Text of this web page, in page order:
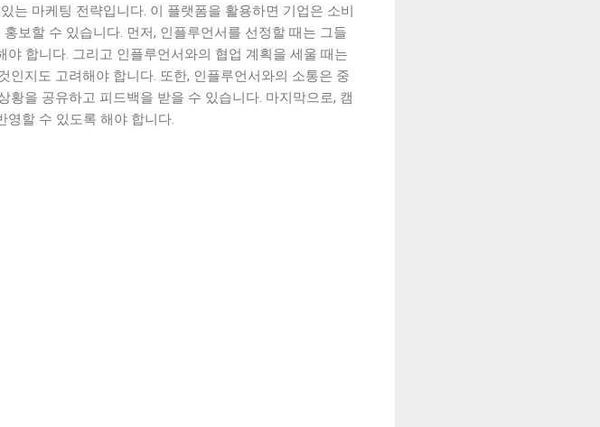
는 마케팅 전략입니다. 이 플랫폼을 활용하면 기업은 소비
보할 수 있습니다. 먼저, 인플루언서를 선정할 때는 그들
합니다. 그리고 인플루언서와의 협업 계획을 세울 때는
지도 고려해야 합니다. 또한, 인플루언서와의 소통은 중
을 공유하고 피드백을 받을 수 있습니다. 마지막으로, 캠
영할 수 있도록 해야 합니다.